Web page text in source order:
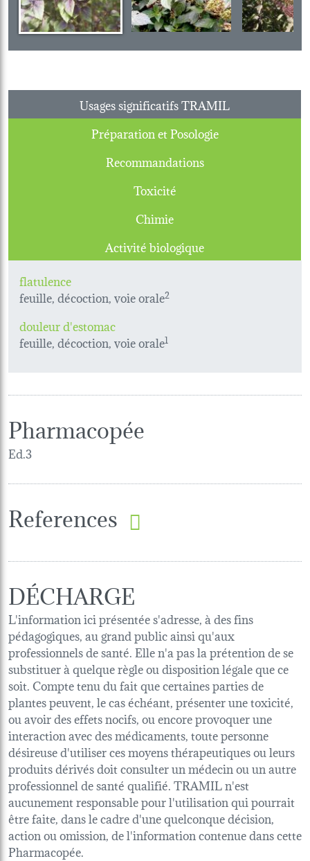
Usages significatifs TRAMIL
Préparation et Posologie
Recommandations
Toxicité
Chimie
Activité biologique
flatulence
feuille, décoction, voie orale2
douleur d'estomac
feuille, décoction, voie orale1
Pharmacopée
Ed.3
References
DÉCHARGE
L'information ici présentée s'adresse, à des fins
pédagogiques, au grand public ainsi qu'aux
professionnels de santé. Elle n'a pas la prétention de se
substituer à quelque règle ou disposition légale que ce
soit. Compte tenu du fait que certaines parties de
plantes peuvent, le cas échéant, présenter une toxicité,
ou avoir des effets nocifs, ou encore provoquer une
interaction avec des médicaments, toute personne
désireuse d'utiliser ces moyens thérapeutiques ou leurs
produits dérivés doit consulter un médecin ou un autre
professionnel de santé qualifié. TRAMIL n'est
aucunement responsable pour l'utilisation qui pourrait
être faite, dans le cadre d'une quelconque décision,
action ou omission, de l'information contenue dans cette
Pharmacopée.